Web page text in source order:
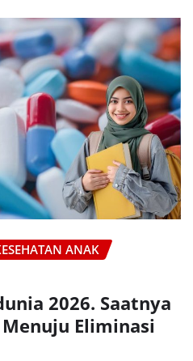
ANAK
2026. Saatnya
Eliminasi